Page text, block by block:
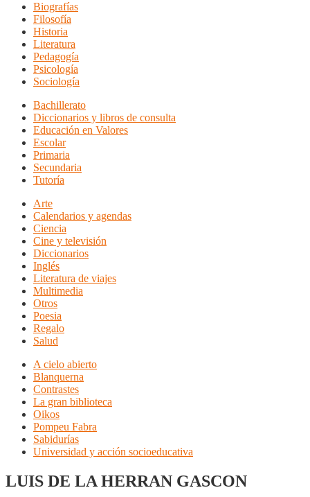
Biografías
Filosofía
Historia
Literatura
Pedagogía
Psicología
Sociología
Bachillerato
Diccionarios y libros de consulta
Educación en Valores
Escolar
Primaria
Secundaria
Tutoría
Arte
Calendarios y agendas
Ciencia
Cine y televisión
Diccionarios
Inglés
Literatura de viajes
Multimedia
Otros
Poesia
Regalo
Salud
A cielo abierto
Blanquerna
Contrastes
La gran biblioteca
Oikos
Pompeu Fabra
Sabidurías
Universidad y acción socioeducativa
LUIS DE LA HERRAN GASCON